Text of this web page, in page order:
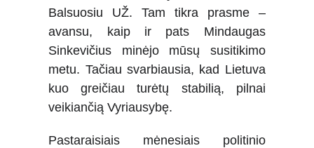
Balsuosiu UŽ. Tam tikra prasme –
avansu, kaip ir pats Mindaugas
Sinkevičius minėjo mūsų susitikimo
metu. Tačiau svarbiausia, kad Lietuva
kuo greičiau turėtų stabilią, pilnai
veikiančią Vyriausybę.
Pastaraisiais mėnesiais politinio